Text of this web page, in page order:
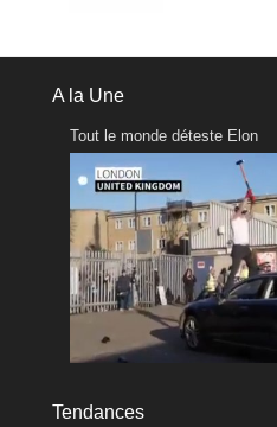
A la Une
Tout le monde déteste Elon
Tendances